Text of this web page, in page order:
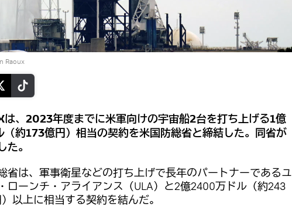
Raoux
は、2023年度までに米軍向けの宇宙船2台を打ち上げる1億
約173億円）相当の契約を米国防総省と締結した。同省が
た。
省は、軍事衛星などの打ち上げで長年のパートナーであるユ
ローンチ・アライアンス（ULA）と2億2400万ドル（約243
以上に相当する契約を結んだ。